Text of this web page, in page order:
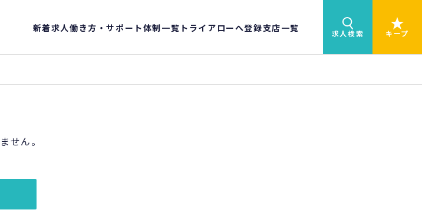
新着求人働き方・サポート体制一覧 トライアローへ登録支店一覧 求人検索 キープ
せん。